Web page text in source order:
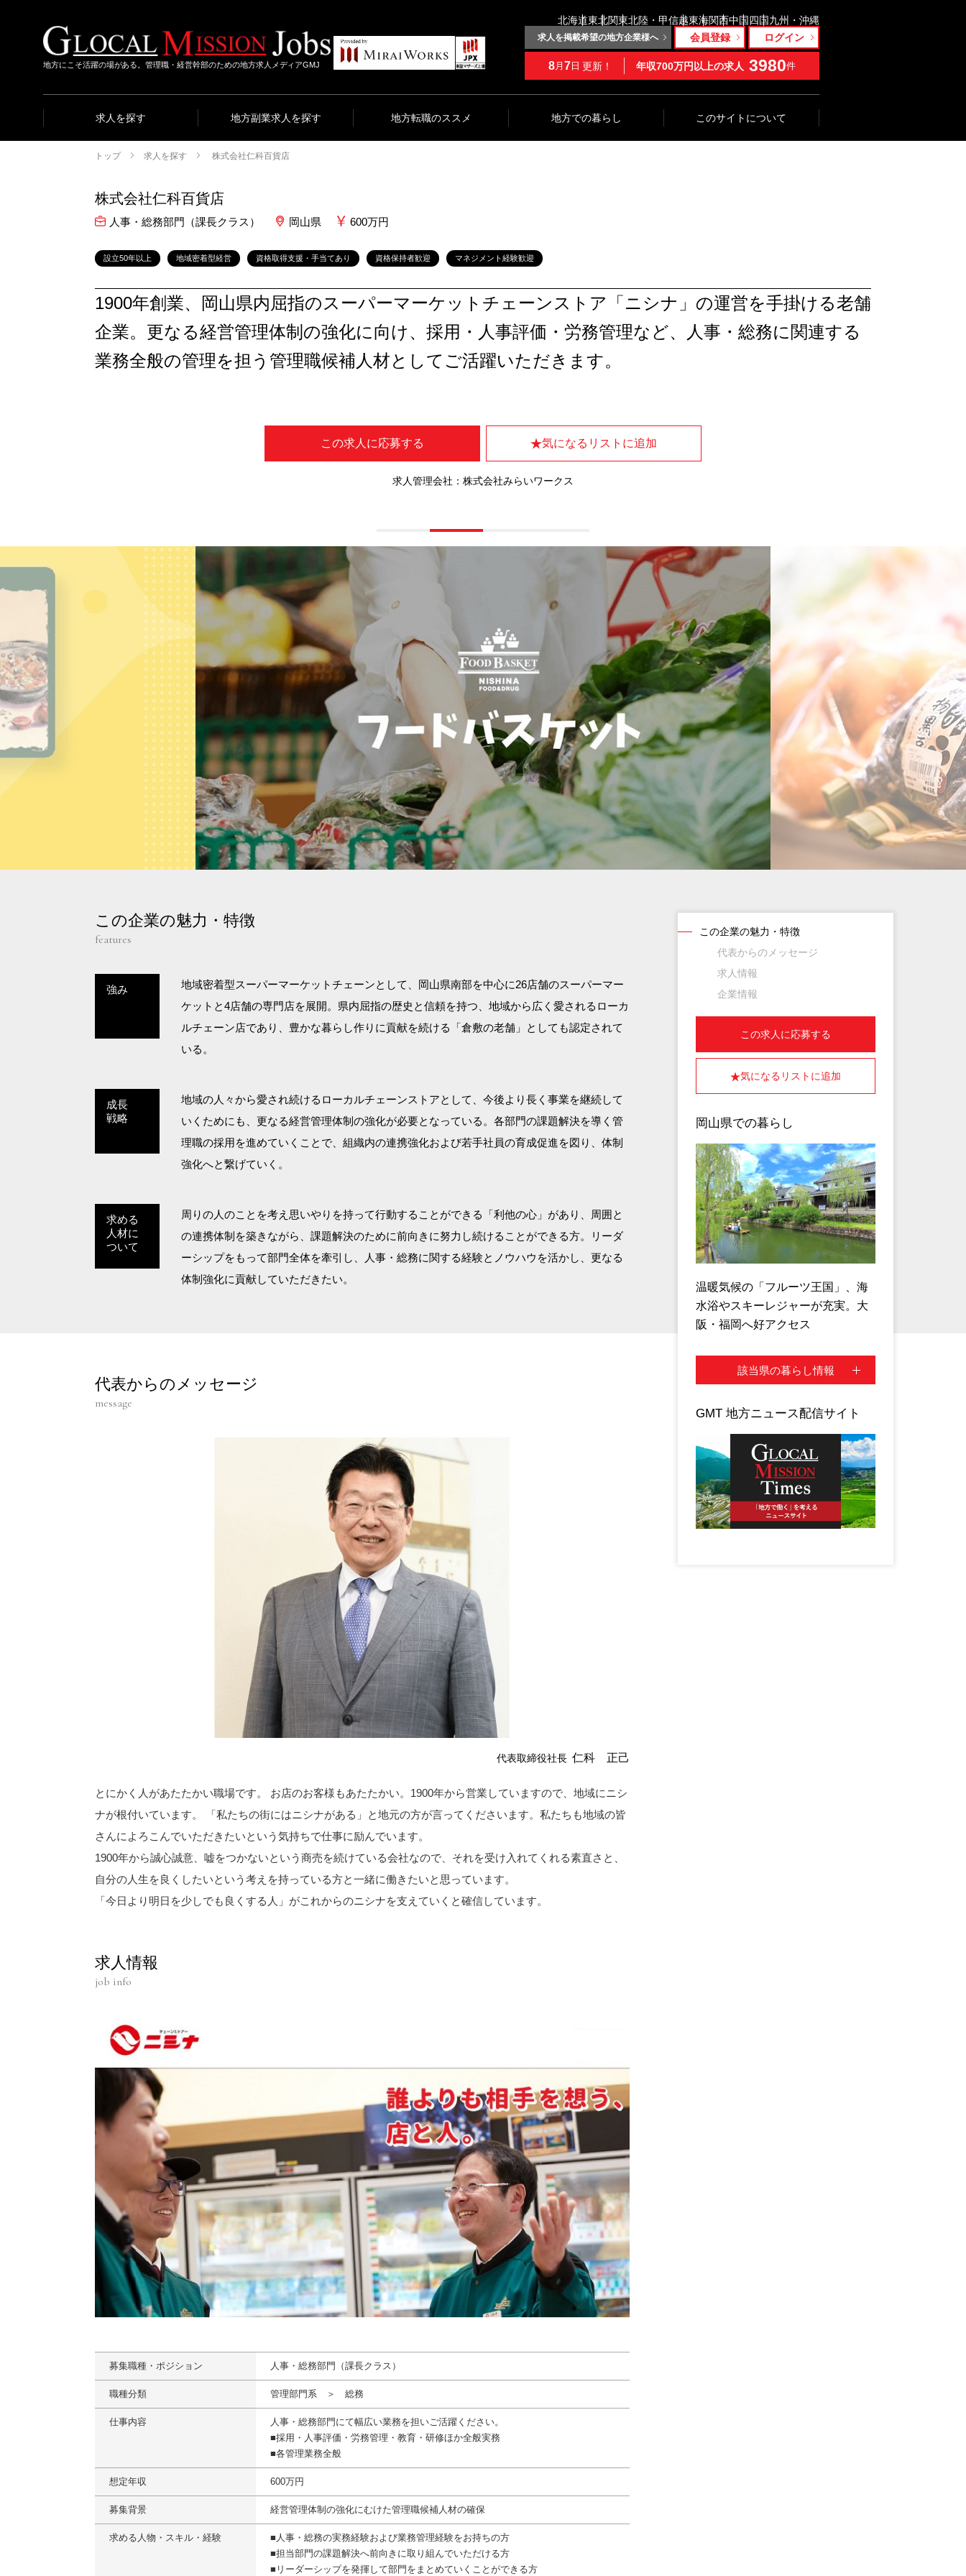
地方にこそ活躍の場がある。管理職・経営幹部のための地方求人メディアGMJ
北海道東北関東北陸・甲信越東海関西中国四国九州・沖縄
求人を掲載希望の地方企業様へ 会員登録 ログイン
8月 7日 更新！ 年収700万円以上の求人 3980件
求人を探す 地方副業求人を探す 地方転職のススメ 地方での暮らし このサイトについて
トップ 求人を探す 株式会社仁科百貨店
株式会社仁科百貨店
人事・総務部門（課長クラス） 岡山県 600万円
設立50年以上 地域密着型経営 資格取得支援・手当てあり 資格保持者歓迎 マネジメント経験歓迎
1900年創業、岡山県内屈指のスーパーマーケットチェーンストア「ニシナ」の運営を手掛ける老舗
企業。更なる経営管理体制の強化に向け、採用・人事評価・労務管理など、人事・総務に関連する
業務全般の管理を担う管理職候補人材としてご活躍いただきます。
この求人に応募する 気になるリストに追加
求人管理会社：株式会社みらいワークス
この企業の魅力・特徴
features
強み
地域密着型スーパーマーケットチェーンとして、岡山県南部を中心に26店舗のスーパーマー
ケットと4店舗の専門店を展開。県内屈指の歴史と信頼を持つ、地域から広く愛されるローカ
ルチェーン店であり、豊かな暮らし作りに貢献を続ける「倉敷の老舗」としても認定されて
いる。
成長
戦略
地域の人々から愛され続けるローカルチェーンストアとして、今後より長く事業を継続して
いくためにも、更なる経営管理体制の強化が必要となっている。各部門の課題解決を導く管
理職の採用を進めていくことで、組織内の連携強化および若手社員の育成促進を図り、体制
強化へと繋げていく。
求める
人材に
ついて
周りの人のことを考え思いやりを持って行動することができる「利他の心」があり、周囲と
の連携体制を築きながら、課題解決のために前向きに努力し続けることができる方。リーダ
ーシップをもって部門全体を牽引し、人事・総務に関する経験とノウハウを活かし、更なる
体制強化に貢献していただきたい。
代表からのメッセージ
message
代表取締役社長 仁科 正己
とにかく人があたたかい職場です。 お店のお客様もあたたかい。1900年から営業していますので、地域にニシ
ナが根付いています。 「私たちの街にはニシナがある」と地元の方が言ってくださいます。私たちも地域の皆
さんによろこんでいただきたいという気持ちで仕事に励んでいます。
1900年から誠心誠意、嘘をつかないという商売を続けている会社なので、それを受け入れてくれる素直さと、
自分の人生を良くしたいという考えを持っている方と一緒に働きたいと思っています。
「今日より明日を少しでも良くする人」がこれからのニシナを支えていくと確信しています。
求人情報
job info
募集職種・ポジション 人事・総務部門（課長クラス）
職種分類 管理部門系 ＞ 総務
仕事内容
人事・総務部門にて幅広い業務を担いご活躍ください。
■採用・人事評価・労務管理・教育・研修ほか全般実務
■各管理業務全般
想定年収 600万円
募集背景 経営管理体制の強化にむけた管理職候補人材の確保
求める人物・スキル・経験
■人事・総務の実務経験および業務管理経験をお持ちの方
■担当部門の課題解決へ前向きに取り組んでいただける方
■リーダーシップを発揮して部門をまとめていくことができる方
この企業の魅力・特徴
代表からのメッセージ
求人情報
企業情報
この求人に応募する
気になるリストに追加
岡山県での暮らし
温暖気候の「フルーツ王国」、海
水浴やスキーレジャーが充実。大
阪・福岡へ好アクセス
該当県の暮らし情報
GMT 地方ニュース配信サイト